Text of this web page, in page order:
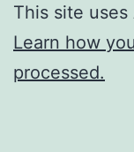
This site
Learn how
processed.